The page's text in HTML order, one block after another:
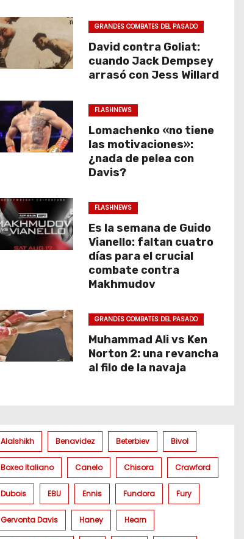
GRANDES COMBATES DEL PASADO
David contra Goliat:
cuando Jack Dempsey
arrasó con Jess Willard
FLASHNEWS
Lomachenko «no tiene
las motivaciones»:
¿nada de pelea con
Davis?
FLASHNEWS
Es la semana de Guido
Vianello: faltan cuatro
días para el crucial
combate contra
Makhmudov
GRANDES COMBATES DEL PASADO
Muhammad Ali vs Ken
Norton 2: una revancha
al filo de la navaja
Alalshikh Benavidez Beterbiev Bivol
Boxeo Italiano Canelo Chisora Crawford
Dubois EBU Ennis Fundora Fury
Gervonta Davis Haney Hearn